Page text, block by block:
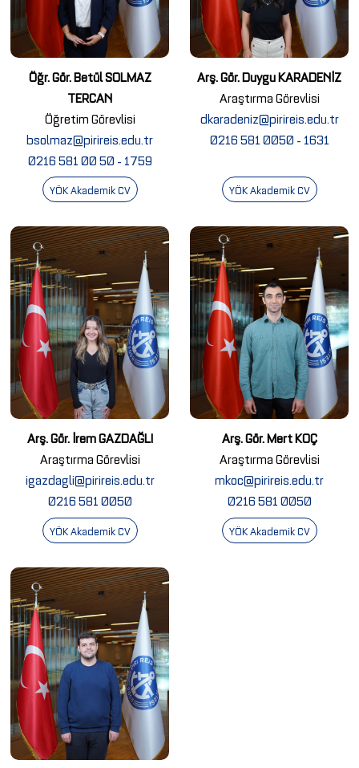
Öğr. Gör. Betül SOLMAZ
TERCAN
Öğretim Görevlisi
bsolmaz@pirireis.edu.tr
0216 581 00 50 - 1759
YÖK Akademik CV
Arş. Gör. Duygu KARADENİZ
Araştırma Görevlisi
dkaradeniz@pirireis.edu.tr
0216 581 0050 - 1631
YÖK Akademik CV
Arş. Gör. İrem GAZDAĞLI
Araştırma Görevlisi
igazdagli@pirireis.edu.tr
0216 581 0050
YÖK Akademik CV
Arş. Gör. Mert KOÇ
Araştırma Görevlisi
mkoc@pirireis.edu.tr
0216 581 0050
YÖK Akademik CV